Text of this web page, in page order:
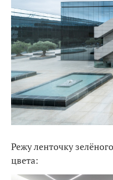
Режу ленточку
цвета: